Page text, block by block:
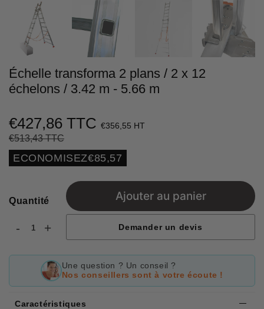
Échelle transforma 2 plans / 2 x 12
échelons / 3.42 m - 5.66 m
€427,86 TTC €356,55 HT
€513,43 TTC
régulier
réduit
Unit
price
ECONOMISEZ€85,57
Quantité
- +
Ajouter au panier
Demander un devis
Une question ? Un conseil ?
Nos conseillers sont à votre écoute !
Caractéristiques